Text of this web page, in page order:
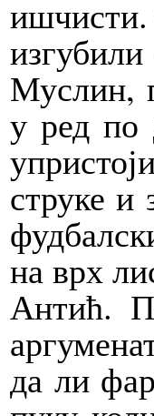
ишчисти.
Муслин,
у ред по
струке и
на врх
Антић.
да ли